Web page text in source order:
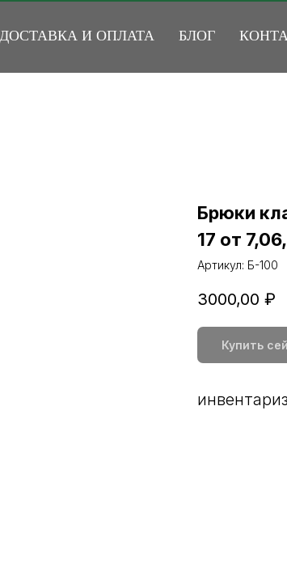
ДОСТАВКА И ОПЛАТА БЛОГ
Брюки
17 от
Артикул: Б-100
3000,00 ₽
Купить